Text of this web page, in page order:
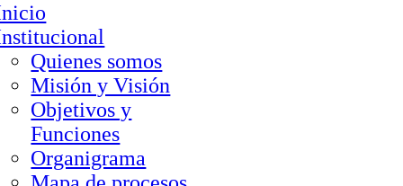
Quienes somos
Misión y Visión
Objetivos y
Funciones
Organigrama